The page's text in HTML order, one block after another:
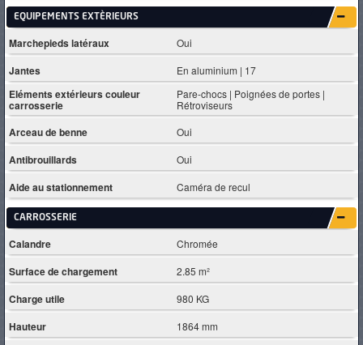
EQUIPEMENTS EXTÈRIEURS
Marchepieds latéraux Oui
Jantes En aluminium | 17
Eléments extérieurs couleur
carrosserie
Pare-chocs | Poignées de portes |
Rétroviseurs
Arceau de benne Oui
Antibrouillards Oui
Aide au stationnement Caméra de recul
CARROSSERIE
Calandre Chromée
Surface de chargement 2.85 m²
Charge utile 980 KG
Hauteur 1864 mm